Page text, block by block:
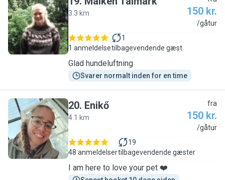
M
3.3 km 150 kr.
/gåtur
1 anmeldelse
1
tilbagevendende gæst
Glad hundeluftning
Svarer normalt inden for en time
E
20. Enikő
4.1 km
fra
150 kr.
/gåtur
48 anmeldelser
19
tilbagevendende gæster
I am here to love your pet ❤️